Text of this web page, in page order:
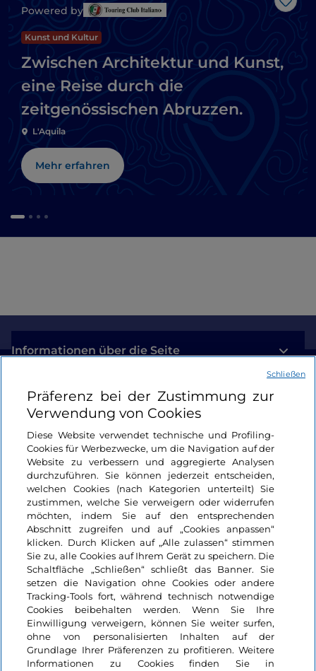
Like
Powered by
Kunst und Kultur
Zwischen Architektur und Kunst,
eine Reise durch die
zeitgenössischen Abruzzen.
L'Aquila
Mehr erfahren
Informationen über die Seite
Nützliche Links
Login
Bleiben wir in Kontakt
Präferenz bei der Zustimmung zur
Verwendung von Cookies
Diese Website verwendet technische und Profiling-
Cookies für Werbezwecke, um die Navigation auf der
Website zu verbessern und aggregierte Analysen
durchzuführen. Sie können jederzeit entscheiden,
welchen Cookies (nach Kategorien unterteilt) Sie
zustimmen, welche Sie verweigern oder widerrufen
möchten, indem Sie auf den entsprechenden
Abschnitt zugreifen und auf „Cookies anpassen“
klicken. Durch Klicken auf „Alle zulassen“ stimmen
Sie zu, alle Cookies auf Ihrem Gerät zu speichern. Die
Schaltfläche „Schließen“ schließt das Banner. Sie
setzen die Navigation ohne Cookies oder andere
Tracking-Tools fort, während technisch notwendige
Cookies beibehalten werden. Wenn Sie Ihre
Einwilligung verweigern, können Sie weiter surfen,
ohne von personalisierten Inhalten auf der
Grundlage Ihrer Präferenzen zu profitieren. Weitere
Informationen zu Cookies finden Sie in
Schließen